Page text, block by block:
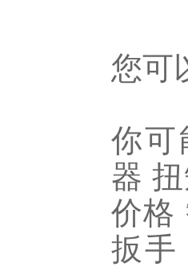
您可
你可
器
价格
扳手